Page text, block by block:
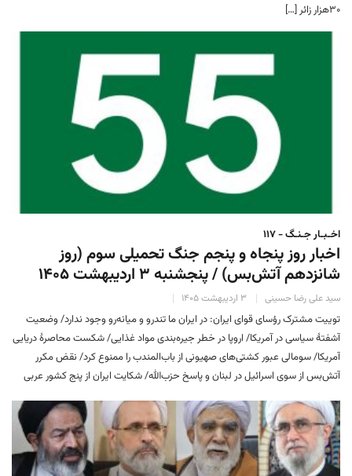
۳۰هزار زائر […]
اخـبـار جـنـگ - ۱۱۷
اخبار روز پنجاه و پنجم جنگ تحمیلی سوم (روز
شانزدهم آتش‌بس) / پنجشنبه ۳ اردیبهشت ۱۴۰۵
سید علی رضا حسینی ۳ اردیبهشت ۱۴۰۵
توییت مشترک رؤسای قوای ایران: ‌در ایران ما تندرو و میانه‌رو وجود ندارد/ وضعیت
آشفتهٔ سیاسی در آمریکا/ اروپا در خطر جیره‌بندی مواد غذایی/ شکست محاصرهٔ دریایی
آمریکا/ سومالی عبور کشتی‌های صهیونی از باب‌المندب را ممنوع کرد/ نقض مکرر
آتش‌بس از سوی اسرائیل در لبنان و پاسخ حزب‌الله/ شکایت ایران از پنج کشور‌ عربی